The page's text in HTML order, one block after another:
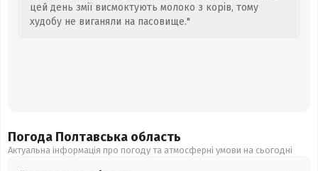
цей день змії висмоктують молоко з корів, тому
худобу не виганяли на пасовище."
Погода Полтавська область
Актуальна інформація про погоду та атмосферні умови на сьогодні